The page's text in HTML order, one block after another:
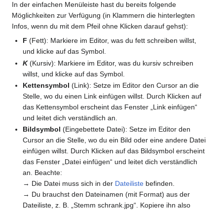
In der einfachen Menüleiste hast du bereits folgende
Möglichkeiten zur Verfügung (in Klammern die hinterlegten
Infos, wenn du mit dem Pfeil ohne Klicken darauf gehst):
F (Fett): Markiere im Editor, was du fett schreiben willst,
und klicke auf das Symbol.
K(Kursiv): Markiere im Editor, was du kursiv schreiben
willst, und klicke auf das Symbol.
Kettensymbol (Link): Setze im Editor den Cursor an die
Stelle, wo du einen Link einfügen willst. Durch Klicken auf
das Kettensymbol erscheint das Fenster „Link einfügen“
und leitet dich verständlich an.
Bildsymbol (Eingebettete Datei): Setze im Editor den
Cursor an die Stelle, wo du ein Bild oder eine andere Datei
einfügen willst. Durch Klicken auf das Bildsymbol erscheint
das Fenster „Datei einfügen“ und leitet dich verständlich
an. Beachte:
→ Die Datei muss sich in der Dateiliste befinden.
→ Du brauchst den Dateinamen (mit Format) aus der
Dateiliste, z. B. „Stemm schrank.jpg“. Kopiere ihn also